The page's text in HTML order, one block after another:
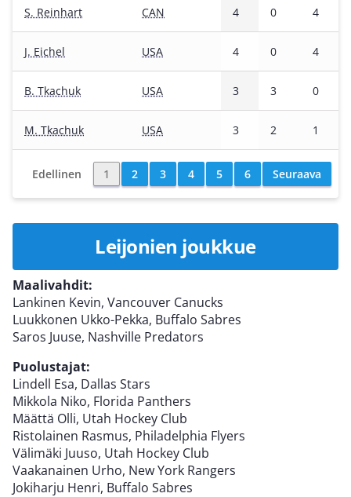
S. Reinhart CAN 4 0 4
J. Eichel USA 4 0 4
B. Tkachuk USA 3 3 0
M. Tkachuk USA 3 2 1
Edellinen 1 2 3 4 5 6 Seuraava
Leijonien joukkue
Maalivahdit:
Lankinen Kevin, Vancouver Canucks
Luukkonen Ukko-Pekka, Buffalo Sabres
Saros Juuse, Nashville Predators
Puolustajat:
Lindell Esa, Dallas Stars
Mikkola Niko, Florida Panthers
Määttä Olli, Utah Hockey Club
Ristolainen Rasmus, Philadelphia Flyers
Välimäki Juuso, Utah Hockey Club
Vaakanainen Urho, New York Rangers
Jokiharju Henri, Buffalo Sabres